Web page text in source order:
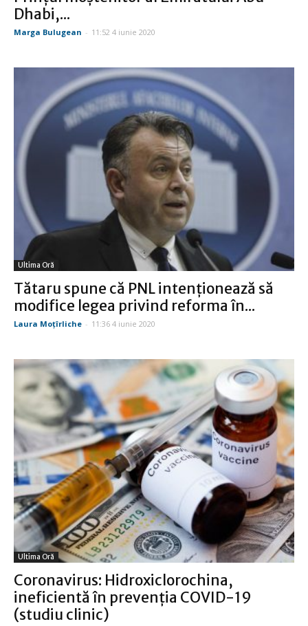
Dhabi,...
Marga Bulugean - 11:52 4 iunie 2020
Ultima Oră
Tătaru spune că PNL intenţionează să
modifice legea privind reforma în...
Laura Moţîrliche - 11:36 4 iunie 2020
Ultima Oră
Coronavirus: Hidroxiclorochina,
ineficientă în prevenţia COVID-19
(studiu clinic)